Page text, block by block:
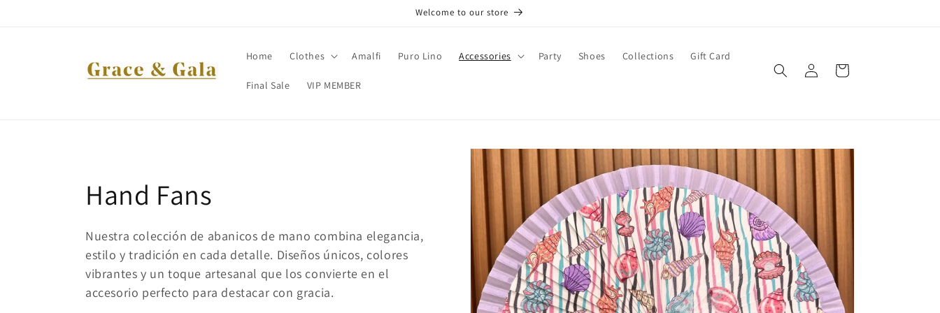
Welcome to our store
Home Clothes Amalfi Puro Lino Accessories Party Shoes Collections Gift Card
Final Sale VIP MEMBER
Log
in
Cart
C
o
l
l
Hand Fans
Nuestra colección de abanicos de mano combina elegancia,
estilo y tradición en cada detalle. Diseños únicos, colores
vibrantes y un toque artesanal que los convierte en el
accesorio perfecto para destacar con gracia.